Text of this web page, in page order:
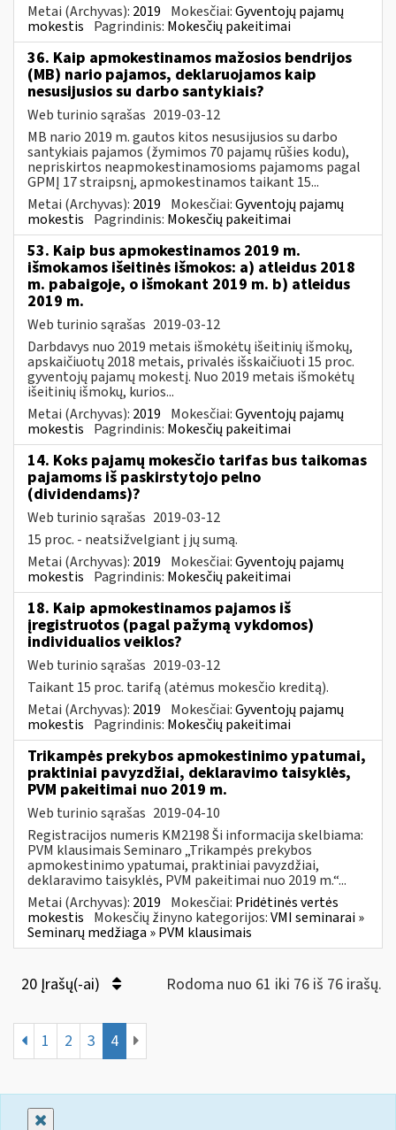
Metai (Archyvas): 2019 Mokesčiai:Gyventojų pajamų
mokestis Pagrindinis: Mokesčių pakeitimai
36. Kaip apmokestinamos mažosios bendrijos
(MB) nario pajamos, deklaruojamos kaip
nesusijusios su darbo santykiais?
Web turinio sąrašas 2019-03-12
MB nario 2019 m. gautos kitos nesusijusios su darbo
santykiais pajamos (žymimos 70 pajamų rūšies kodu),
nepriskirtos neapmokestinamosioms pajamoms pagal
GPMĮ 17 straipsnį, apmokestinamos taikant 15...
Metai (Archyvas): 2019 Mokesčiai:Gyventojų pajamų
mokestis Pagrindinis: Mokesčių pakeitimai
53. Kaip bus apmokestinamos 2019 m.
išmokamos išeitinės išmokos: a) atleidus 2018
m. pabaigoje, o išmokant 2019 m. b) atleidus
2019 m.
Web turinio sąrašas 2019-03-12
Darbdavys nuo 2019 metais išmokėtų išeitinių išmokų,
apskaičiuotų 2018 metais, privalės išskaičiuoti 15 proc.
gyventojų pajamų mokestį. Nuo 2019 metais išmokėtų
išeitinių išmokų, kurios...
Metai (Archyvas): 2019 Mokesčiai:Gyventojų pajamų
mokestis Pagrindinis: Mokesčių pakeitimai
14. Koks pajamų mokesčio tarifas bus taikomas
pajamoms iš paskirstytojo pelno
(dividendams)?
Web turinio sąrašas 2019-03-12
15 proc. - neatsižvelgiant į jų sumą.
Metai (Archyvas): 2019 Mokesčiai:Gyventojų pajamų
mokestis Pagrindinis: Mokesčių pakeitimai
18. Kaip apmokestinamos pajamos iš
įregistruotos (pagal pažymą vykdomos)
individualios veiklos?
Web turinio sąrašas 2019-03-12
Taikant 15 proc. tarifą (atėmus mokesčio kreditą).
Metai (Archyvas): 2019 Mokesčiai:Gyventojų pajamų
mokestis Pagrindinis: Mokesčių pakeitimai
Trikampės prekybos apmokestinimo ypatumai,
praktiniai pavyzdžiai, deklaravimo taisyklės,
PVM pakeitimai nuo 2019 m.
Web turinio sąrašas 2019-04-10
Registracijos numeris KM2198 Ši informacija skelbiama:
PVM klausimais Seminaro „Trikampės prekybos
apmokestinimo ypatumai, praktiniai pavyzdžiai,
deklaravimo taisyklės, PVM pakeitimai nuo 2019 m.“...
Metai (Archyvas): 2019 Mokesčiai: Pridėtinės vertės
mokestis Mokesčių žinyno kategorijos:VMI seminarai »
Seminarų medžiaga » PVM klausimais
20 Įrašų(-ai) Rodoma nuo 61 iki 76 iš 76 irašų.
1 2 3 4